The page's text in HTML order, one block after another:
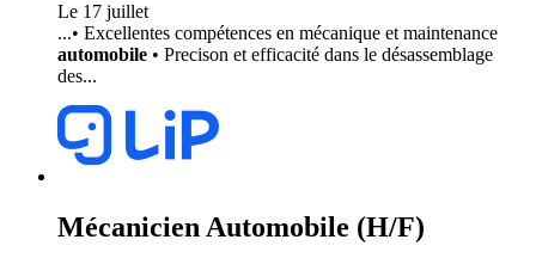
Le 17 juillet
...• Excellentes compétences en mécanique et maintenance
automobile • Precison et efficacité dans le désassemblage
des...
Mécanicien Automobile (H/F)